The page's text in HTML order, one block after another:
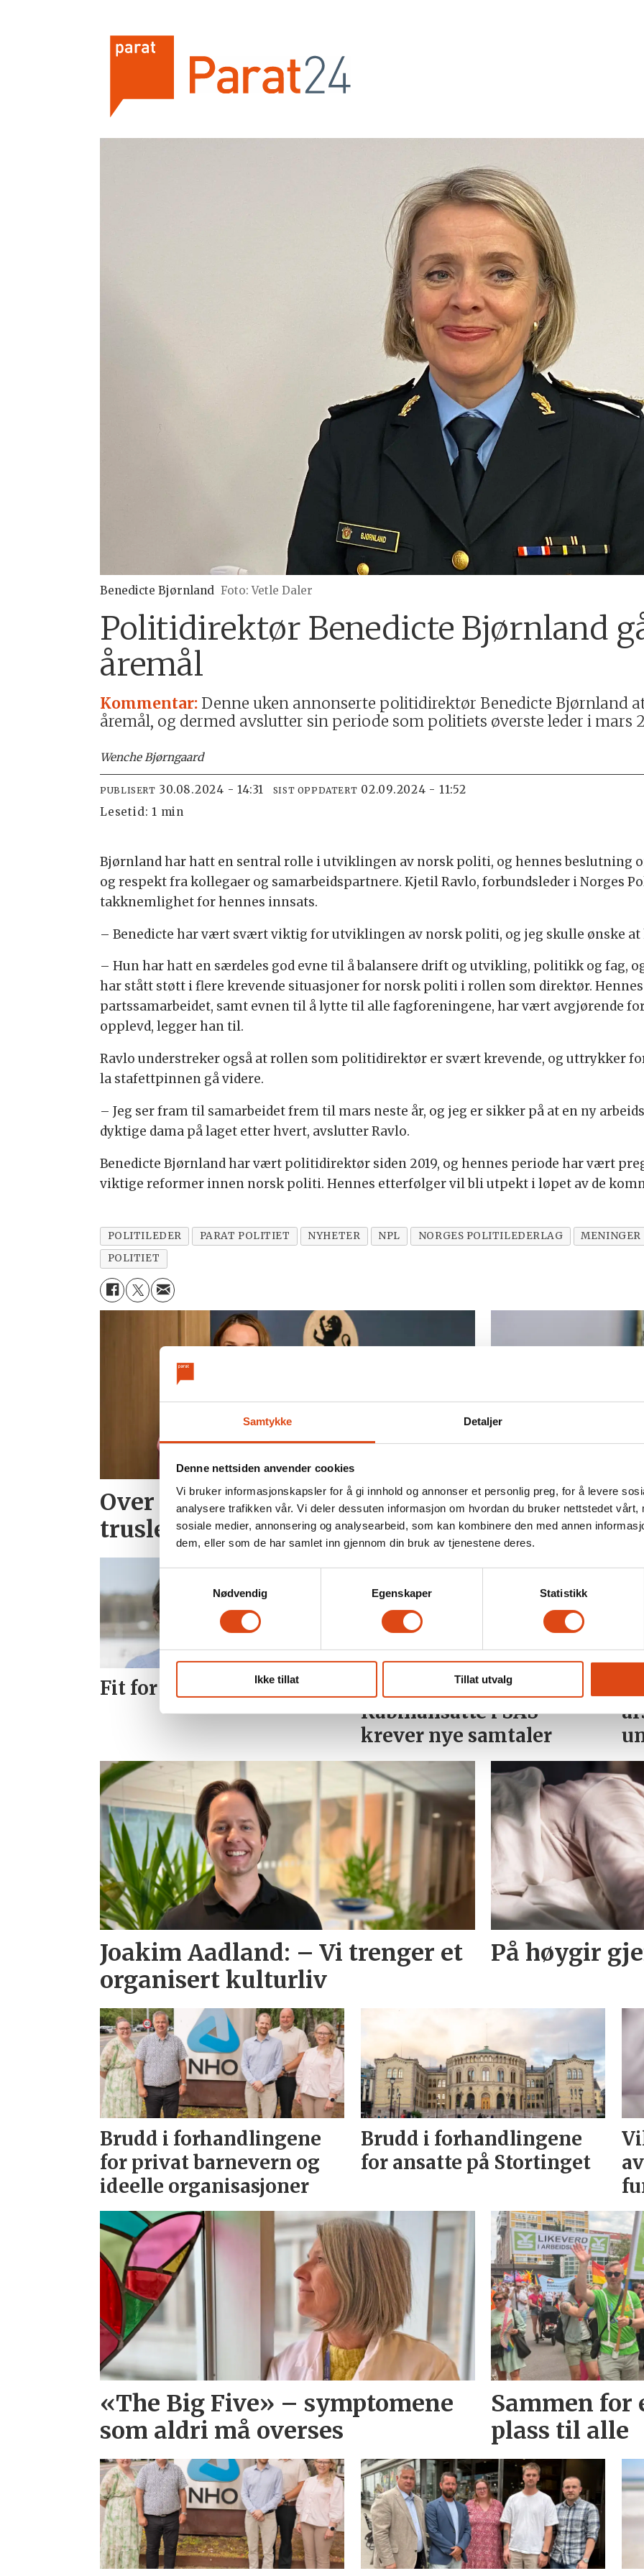
Samtykke Detaljer
Denne nettsiden anvender cookies
Vi bruker informasjonskapsler for å gi innhold og annonser et personlig preg, for å levere
analysere trafikken vår. Vi deler dessuten informasjon om hvordan du bruker nettstedet vårt,
sosiale medier, annonsering og analysearbeid, som kan kombinere den med annen
dem, eller som de har samlet inn gjennom din bruk av tjenestene deres.
Samtykkevalg
Nødvendig
Egenskaper Statistikk
Ikke tillat Tillat utvalg
Benedicte Bjørnland Foto: Vetle Daler
Politidirektør Benedicte Bjørnland
åremål
Kommentar: Denne uken annonserte politidirektør Benedicte Bjørnland
åremål, og dermed avslutter sin periode som politiets øverste leder i mars
Wenche Bjørngaard
PUBLISERT 30.08.2024 - 14:31 SIST OPPDATERT
02.09.2024 - 11:52
Lesetid:1 min
Bjørnland har hatt en sentral rolle i utviklingen av norsk politi, og hennes beslutning
og respekt fra kollegaer og samarbeidspartnere. Kjetil Ravlo, forbundsleder i Norges
takknemlighet for hennes innsats.
– Benedicte har vært svært viktig for utviklingen av norsk politi, og jeg skulle ønske at
– Hun har hatt en særdeles god evne til å balansere drift og utvikling, politikk og fag,
har stått støtt i flere krevende situasjoner for norsk politi i rollen som direktør.
partssamarbeidet, samt evnen til å lytte til alle fagforeningene, har vært avgjørende
opplevd, legger han til.
Ravlo understreker også at rollen som politidirektør er svært krevende, og uttrykker
la stafettpinnen gå videre.
– Jeg ser fram til samarbeidet frem til mars neste år, og jeg er sikker på at en ny
dyktige dama på laget etter hvert, avslutter Ravlo.
Benedicte Bjørnland har vært politidirektør siden 2019, og hennes periode har vært
viktige reformer innen norsk politi. Hennes etterfølger vil bli utpekt i løpet av de
POLITILEDER PARAT POLITIET NYHETER NPL NORGES POLITILEDERLAG MENINGER
POLITIET
Over 1300 skadet etter vold og
trusler på jobb
Flere med
vanskelig å
Fit for flight
Nei i uravstemningen:
Kabinansatte i SAS
krever nye samtaler
Joakim Aadland: – Vi trenger et
organisert kulturliv
På høygir
Brudd i forhandlingene
for privat barnevern og
ideelle organisasjoner
Brudd i forhandlingene
for ansatte på Stortinget
«The Big Five» – symptomene
som aldri må overses
Sammen for
plass til alle